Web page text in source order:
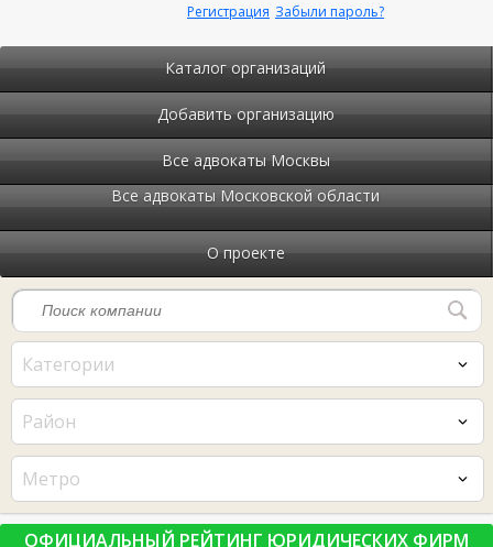
Забыли пароль?
Регистрация
Каталог организаций
Добавить организацию
Все адвокаты Москвы
Все адвокаты Московской области
О проекте
Категории
Район
Метро
ОФИЦИАЛЬНЫЙ РЕЙТИНГ ЮРИДИЧЕСКИХ ФИРМ